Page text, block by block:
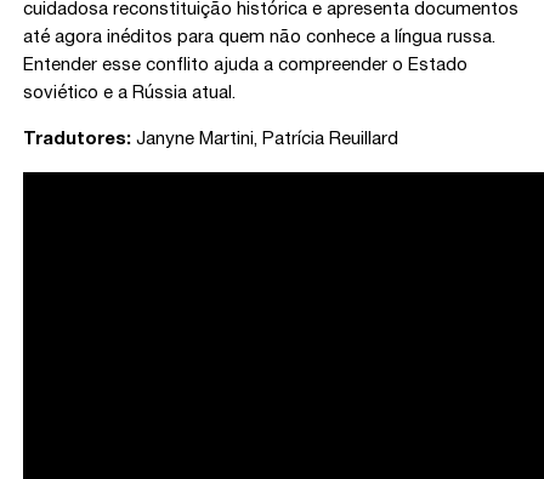
cuidadosa reconstituição histórica e apresenta documentos
até agora inéditos para quem não conhece a língua russa.
Entender esse conflito ajuda a compreender o Estado
soviético e a Rússia atual.
Tradutores: Janyne Martini, Patrícia Reuillard